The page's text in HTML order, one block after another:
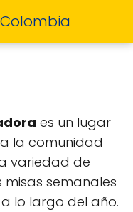
es un lugar
la comunidad
variedad de
misas semanales
lo largo del año.